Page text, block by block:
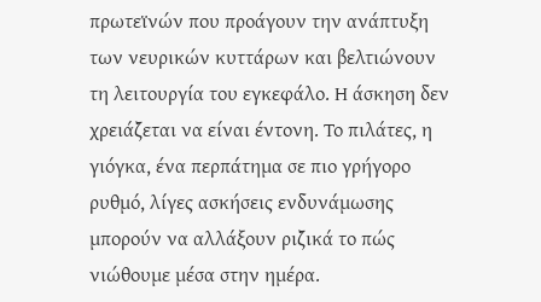
πρωτεϊνών που προάγουν την ανάπτυξη
των νευρικών κυττάρων και βελτιώνουν
τη λειτουργία του εγκεφάλο. Η άσκηση δεν
χρειάζεται να είναι έντονη. Το πιλάτες, η
γιόγκα, ένα περπάτημα σε πιο γρήγορο
ρυθμό, λίγες ασκήσεις ενδυνάμωσης
μπορούν να αλλάξουν ριζικά το πώς
νιώθουμε μέσα στην ημέρα.